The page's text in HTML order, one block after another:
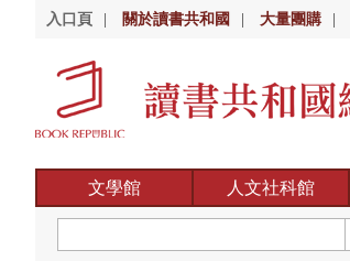
入口頁 關於讀書共和國 大量團購
文學館 人文社科館